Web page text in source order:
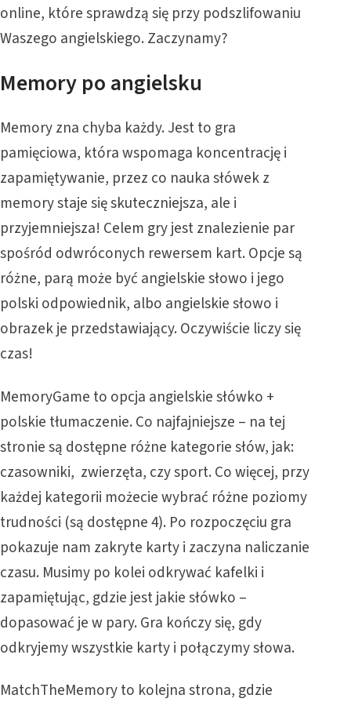
online, które sprawdzą się przy podszlifowaniu
Waszego angielskiego. Zaczynamy?
Memory po angielsku
Memory zna chyba każdy. Jest to gra
pamięciowa, która wspomaga koncentrację i
zapamiętywanie, przez co nauka słówek z
memory staje się skuteczniejsza, ale i
przyjemniejsza! Celem gry jest znalezienie par
spośród odwróconych rewersem kart. Opcje są
różne, parą może być angielskie słowo i jego
polski odpowiednik, albo angielskie słowo i
obrazek je przedstawiający. Oczywiście liczy się
czas!
MemoryGame to opcja angielskie słówko +
polskie tłumaczenie. Co najfajniejsze – na tej
stronie są dostępne różne kategorie słów, jak:
czasowniki, zwierzęta, czy sport. Co więcej, przy
każdej kategorii możecie wybrać różne poziomy
trudności (są dostępne 4). Po rozpoczęciu gra
pokazuje nam zakryte karty i zaczyna naliczanie
czasu. Musimy po kolei odkrywać kafelki i
zapamiętując, gdzie jest jakie słówko –
dopasować je w pary. Gra kończy się, gdy
odkryjemy wszystkie karty i połączymy słowa.
MatchTheMemoryto kolejna strona, gdzie